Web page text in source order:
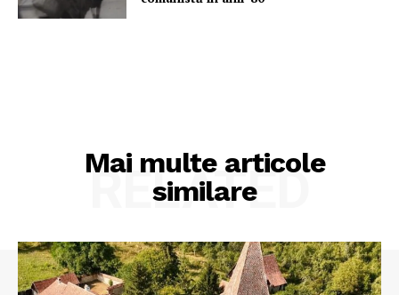
Mai multe articole
similare
RELATED